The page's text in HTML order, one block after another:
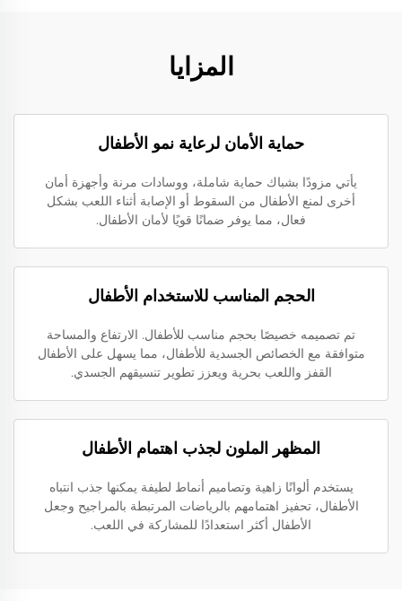
المزايا
حماية الأمان لرعاية نمو الأطفال
يأتي مزودًا بشباك حماية شاملة، ووسادات مرنة وأجهزة أمان
أخرى لمنع الأطفال من السقوط أو الإصابة أثناء اللعب بشكل
فعال، مما يوفر ضمانًا قويًا لأمان الأطفال.
الحجم المناسب للاستخدام الأطفال
تم تصميمه خصيصًا بحجم مناسب للأطفال. الارتفاع والمساحة
متوافقة مع الخصائص الجسدية للأطفال، مما يسهل على الأطفال
القفز واللعب بحرية ويعزز تطوير تنسيقهم الجسدي.
المظهر الملون لجذب اهتمام الأطفال
يستخدم ألوانًا زاهية وتصاميم أنماط لطيفة يمكنها جذب انتباه
الأطفال، تحفيز اهتمامهم بالرياضات المرتبطة بالمراجيح وجعل
الأطفال أكثر استعدادًا للمشاركة في اللعب.